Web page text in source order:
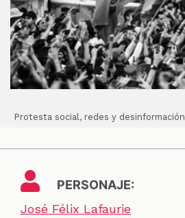
Protesta social, redes y desinformación
PERSONAJE:
José Félix Lafaurie